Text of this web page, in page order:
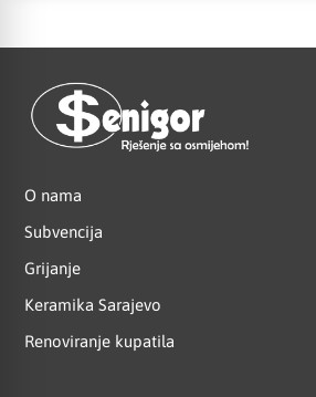
O nama
Subvencija
Grijanje
Keramika Sarajevo
Renoviranje kupatila